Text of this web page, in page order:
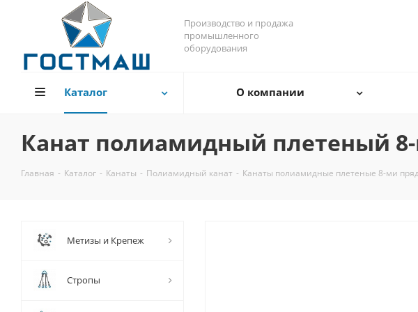
Производство и продажа
промышленного
оборудования
Каталог О компании
Канат полиамидный плетеный
Главная - Каталог - Канаты - Полиамидный канат - Канаты полиамидные плетеные 8-ми
Метизы и Крепеж
Стропы